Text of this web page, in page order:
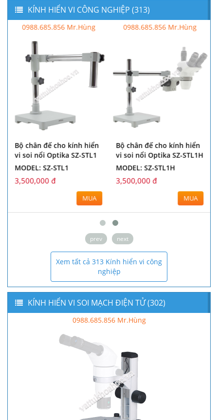
KÍNH HIỂN VI CÔNG NGHIỆP (313)
0988.685.856 Mr.Hùng
Bộ chân đế cho kính hiển
vi soi nổi Optika SZ-STL1
MODEL: SZ-STL1
3,500,000 đ
MUA
0988.685.856 Mr.Hùng
Bộ chân đế cho kính hiển
vi soi nổi Optika SZ-STL1H
MODEL: SZ-STL1H
3,500,000 đ
MUA
prev next
Xem tất cả 313 Kính hiển vi công
nghiệp
KÍNH HIỂN VI SOI MẠCH ĐIỆN TỬ (302)
0988.685.856 Mr.Hùng